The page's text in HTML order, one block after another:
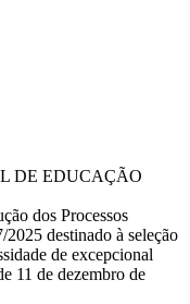
DE EDUCAÇÃO
dos Processos
destinado à seleção
de excepcional
11 de dezembro de